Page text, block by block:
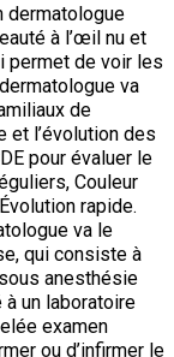
dermatologue
à l’œil nu et
permet de voir les
va
de
et l’évolution des
pour évaluer le
Couleur
rapide.
va le
qui consiste à
anesthésie
un laboratoire
examen
ou d’infirmer le